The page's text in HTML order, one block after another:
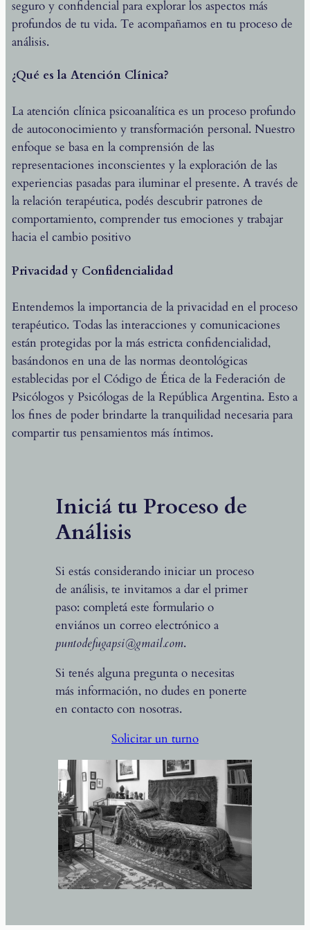
seguro y confidencial para explorar los aspectos más
profundos de tu vida. Te acompañamos en tu proceso de
análisis.
¿Qué es la Atención Clínica?
La atención clínica psicoanalítica es un proceso profundo
de autoconocimiento y transformación personal. Nuestro
enfoque se basa en la comprensión de las
representaciones inconscientes y la exploración de las
experiencias pasadas para iluminar el presente. A través de
la relación terapéutica, podés descubrir patrones de
comportamiento, comprender tus emociones y trabajar
hacia el cambio positivo
Privacidad y Confidencialidad
Entendemos la importancia de la privacidad en el proceso
terapéutico. Todas las interacciones y comunicaciones
están protegidas por la más estricta confidencialidad,
basándonos en una de las normas deontológicas
establecidas por el Código de Ética de la Federación de
Psicólogos y Psicólogas de la República Argentina. Esto a
los fines de poder brindarte la tranquilidad necesaria para
compartir tus pensamientos más íntimos.
Iniciá tu Proceso de
Análisis
Si estás considerando iniciar un proceso
de análisis, te invitamos a dar el primer
paso: completá este formulario o
enviános un correo electrónico a
puntodefugapsi@gmail.com.
Si tenés alguna pregunta o necesitas
más información, no dudes en ponerte
en contacto con nosotras.
Solicitar un turno